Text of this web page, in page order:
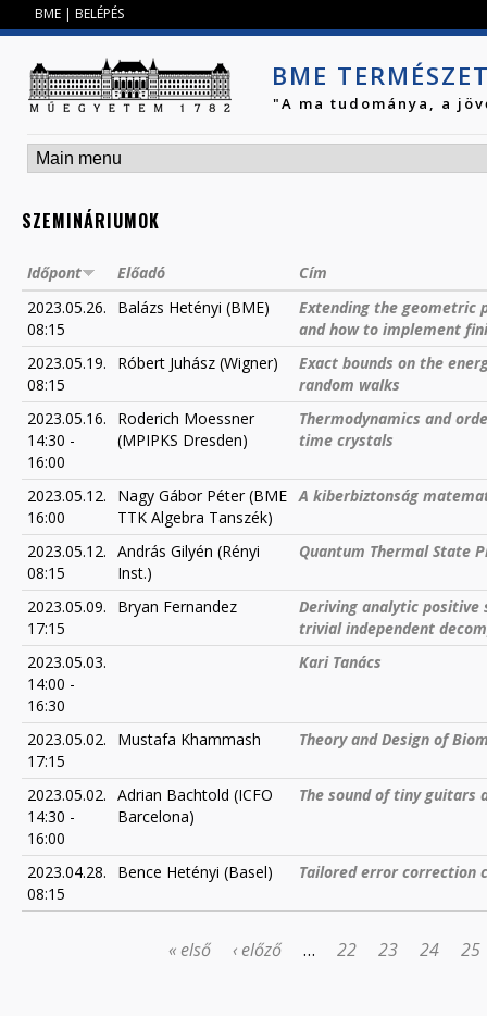
BME | BELÉPÉS
BME
"A ma tudománya, a
SZEMINÁRIUMOK
Időpont Előadó
Cím
2023.05.26.
08:15
Balázs Hetényi (BME)
Extending the geometric
and how to implement
2023.05.19.
08:15
Róbert Juhász (Wigner)
Exact bounds on the
random walks
2023.05.16.
14:30 -
16:00
Roderich Moessner
(MPIPKS Dresden)
Thermodynamics and
time crystals
2023.05.12.
16:00
Nagy Gábor Péter (BME
TTK Algebra Tanszék)
A kiberbiztonság
2023.05.12.
08:15
András Gilyén (Rényi
Inst.)
Quantum Thermal State
2023.05.09.
17:15
Bryan Fernandez
Deriving analytic
trivial independent
2023.05.03.
14:00 -
16:30
Kari Tanács
2023.05.02.
17:15
Mustafa Khammash Theory and Design of
2023.05.02.
14:30 -
16:00
Adrian Bachtold (ICFO
Barcelona)
The sound of tiny guitars
2023.04.28.
08:15
Bence Hetényi (Basel) Tailored error correction
« első ‹ előző … 22 23 24 25